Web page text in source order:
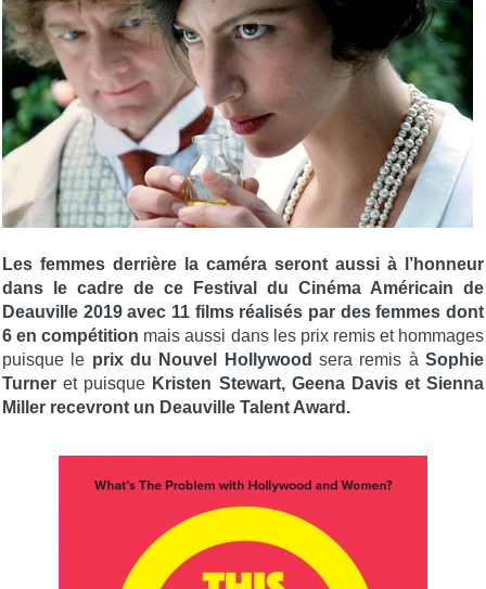
Les femmes derrière la caméra seront aussi à l’honneur
dans le cadre de ce Festival du Cinéma Américain de
Deauville 2019 avec 11 films réalisés par des femmes dont
6 en compétition mais aussi dans les prix remis et hommages
puisque le prix du Nouvel Hollywood sera remis àSophie
Turner et puisque Kristen Stewart, Geena Davis et Sienna
Miller recevront un Deauville Talent Award.